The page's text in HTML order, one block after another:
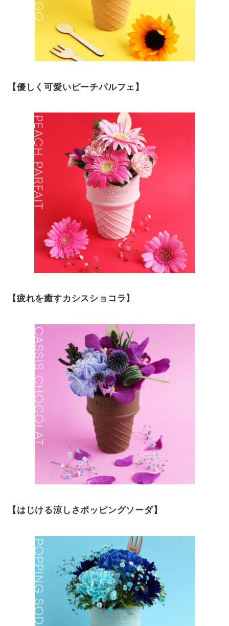
【優しく可愛いピーチパルフェ】
【疲れを癒すカシスショコラ】
【はじける涼しさポッピングソーダ】